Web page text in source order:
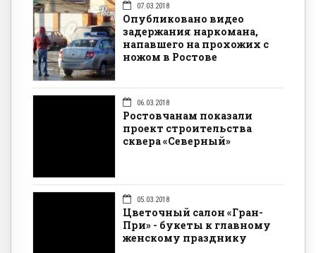
07.03.2018
Опубликовано видео
задержания наркомана,
напавшего на прохожих с
ножом в Ростове
06.03.2018
Ростовчанам показали
проект строительства
сквера «Северный»
05.03.2018
Цветочный салон «Гран-
При» - букеты к главному
женскому празднику